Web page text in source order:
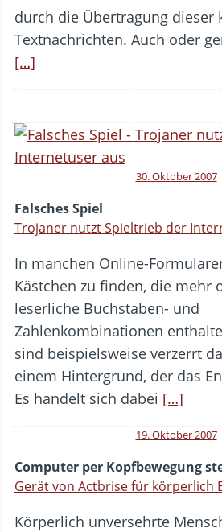
durch die Übertragung dieser
Textnachrichten. Auch oder
[…]
30. Oktober 2007
Falsches Spiel
Trojaner nutzt Spieltrieb der
In manchen Online-
Kästchen zu finden, die mehr
leserliche Buchstaben- und
Zahlenkombinationen
sind beispielsweise verzerrt
einem Hintergrund, der das
Es handelt sich dabei […]
19. Oktober 2007
Computer per Kopfbewegung
Gerät von Actbrise für körperlich
Körperlich unversehrte